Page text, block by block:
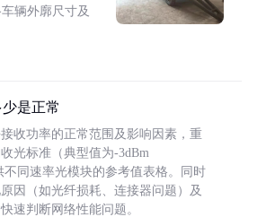
辆外廓尺寸及
是正常
收功率的正常范围及影响因素，重
光标准（典型值为-3dBm
不同速率光模块的参考值表格。同时
因（如光纤损耗、连接器问题）及
速判断网络性能问题。